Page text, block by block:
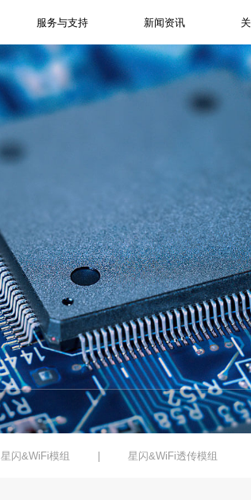
服务与支持 新闻资讯
星闪&WiFi模组 星闪&WiFi透传模组